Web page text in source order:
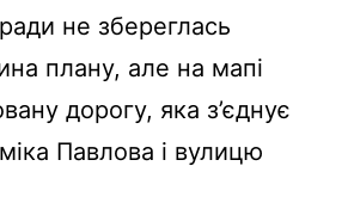
не збереглась
плану, але на мапі
дорогу, яка з’єднує
Павлова і вулицю